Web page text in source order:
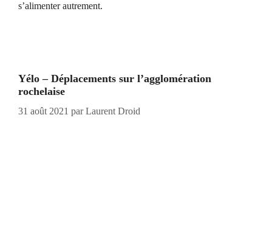
s’alimenter autrement.
Yélo – Déplacements sur l’agglomération
rochelaise
31 août 2021 parLaurent Droid